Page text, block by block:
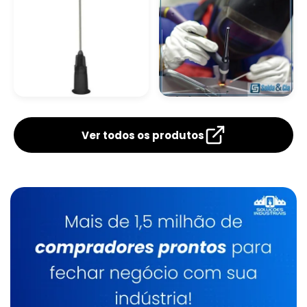
Fornecedores De Oxigênio Líquido
Gás Para Corte Laser Em Rio Claro
Gás Acetileno Para Solda
Gás Para Cromatografia Em Rio Claro
Gás Argônio Campinas
Gás Solda Inox Em Campinas
Gás Carbônico Para Carboxiterapia
Gás Para Chopeira Campinas
Medicinais
Ver todos os produtos